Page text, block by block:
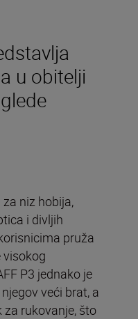
u obitelji
niz hobija,
i divljih
pruža
visokog
P3 jednako je
veći brat, a
rukovanje, što